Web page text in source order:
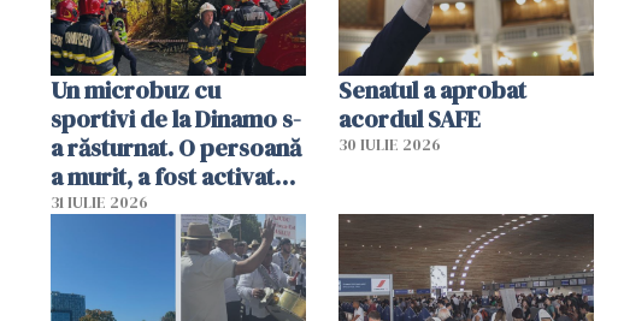
Un microbuz cu
sportivi de la Dinamo s-
a răsturnat. O persoană
a murit, a fost activat
planul roșu de
31 IULIE 2026
Senatul a aprobat
acordul SAFE
30 IULIE 2026